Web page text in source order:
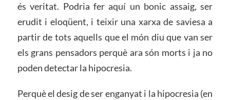
és veritat. Podria fer aquí un bonic assaig, ser
erudit i eloqüent, i teixir una xarxa de saviesa a
partir de tots aquells que el món diu que van ser
els grans pensadors perquè ara són morts i ja no
poden detectar la hipocresia.
Perquè el desig de ser enganyat i la hipocresia (en